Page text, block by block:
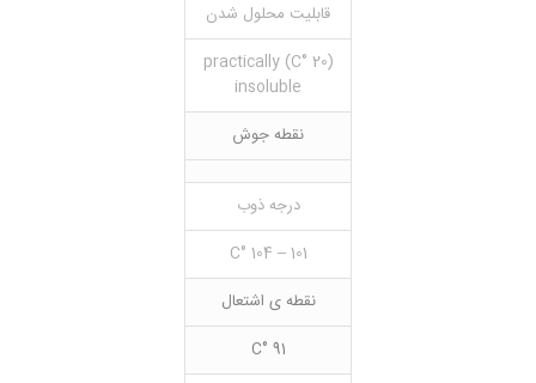
قابلیت محلول شدن
(20 °C) practically
insoluble
نقطه جوش
درجه ذوب
101 – 104 °C
نقطه ی اشتعال
91 °C